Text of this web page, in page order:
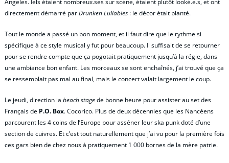
Angeles. Iels étaient nombreux.ses sur scène, étaient plutôt looké.e.s, et ont
directement démarré parDrunken Lullabies : le décor était planté.
Tout le monde a passé un bon moment, et il faut dire que le rythme si
spécifique à ce style musical y fut pour beaucoup. Il suffisait de se retourner
pour se rendre compte que ça pogotait pratiquement jusqu’à la régie, dans
une ambiance bon enfant. Les morceaux se sont enchaînés, j’ai trouvé que ça
se ressemblait pas mal au final, mais le concert valait largement le coup.
Le jeudi, direction la beach stagede bonne heure pour assister au set des
Français de P.O. Box. Cocorico. Plus de deux décennies que les Nancéens
parcourent les 4 coins de l’Europe pour asséner leur ska punk doté d’une
section de cuivres. Et c’est tout naturellement que j’ai vu pour la première fois
ces gars bien de chez nous à pratiquement 1 000 bornes de la mère patrie.